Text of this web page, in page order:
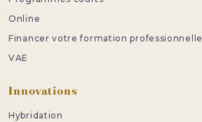
Online
Financer votre formation professionnelle
VAE
Innovations
Hybridation